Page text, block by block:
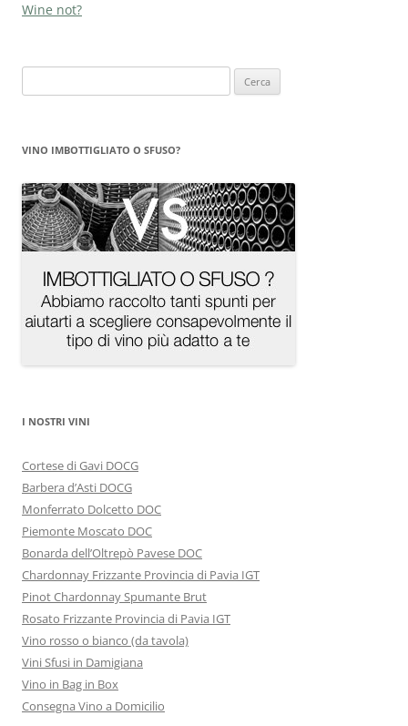
Wine not?
per:
VINO IMBOTTIGLIATO O SFUSO?
I NOSTRI VINI
Cortese di Gavi DOCG
Barbera d’Asti DOCG
Monferrato Dolcetto DOC
Piemonte Moscato DOC
Bonarda dell’Oltrepò Pavese DOC
Chardonnay Frizzante Provincia di Pavia IGT
Pinot Chardonnay Spumante Brut
Rosato Frizzante Provincia di Pavia IGT
Vino rosso o bianco (da tavola)
Vini Sfusi in Damigiana
Vino in Bag in Box
Consegna Vino a Domicilio